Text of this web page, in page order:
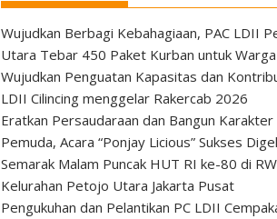
Wujudkan Berbagi Kebahagiaan, PAC LDII
Utara Tebar 450 Paket Kurban untuk Warga
Wujudkan Penguatan Kapasitas dan
LDII Cilincing menggelar Rakercab 2026
Eratkan Persaudaraan dan Bangun Karakter
Pemuda, Acara “Ponjay Licious” Sukses
Semarak Malam Puncak HUT RI ke-80 di
Kelurahan Petojo Utara Jakarta Pusat
Pengukuhan dan Pelantikan PC LDII